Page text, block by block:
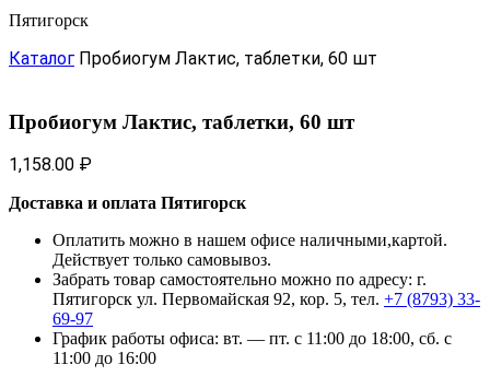
Пятигорск
Каталог Пробиогум Лактис, таблетки, 60 шт
Пробиогум Лактис, таблетки, 60 шт
1,158.00 ₽
Доставка и оплата Пятигорск
Оплатить можно в нашем офисе наличными,картой.
Действует только самовывоз.
Забрать товар самостоятельно можно по адресу: г.
Пятигорск ул. Первомайская 92, кор. 5, тел. +7 (8793) 33-
69-97
График работы офиса: вт. — пт. с 11:00 до 18:00, сб. с
11:00 до 16:00